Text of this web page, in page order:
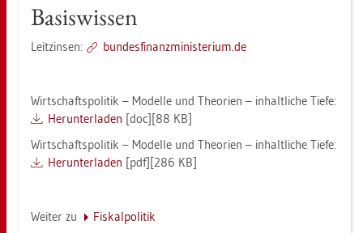
Ba­sis­wis­sen
Leit­zin­sen: bun­des­fi­nanz­mi­nis­te­ri­um.de
Wirt­schafts­po­li­tik – Mo­del­le und Theo­ri­en – in­halt­li­che Tiefe:
Her­un­ter­la­den [doc][88 KB]
Wirt­schafts­po­li­tik – Mo­del­le und Theo­ri­en – in­halt­li­che Tiefe:
Her­un­ter­la­den [pdf][286 KB]
Wei­ter zu Fis­kal­po­li­tik